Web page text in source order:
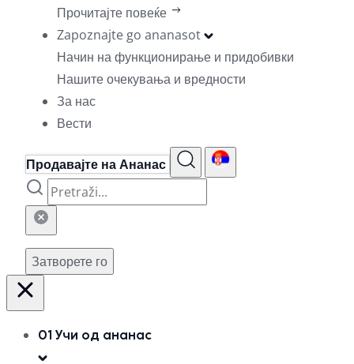
Прочитајте повеќе
Zapoznajte go ananasot
Начин на функционирање и придобивки
Нашите очекувања и вредности
За нас
Вести
Продавајте на Ананас
Затворете го
01 Учи од ананас